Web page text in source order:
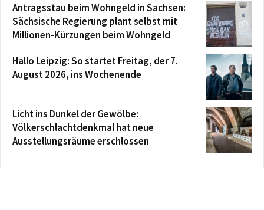
Antragsstau beim Wohngeld in Sachsen:
Sächsische Regierung plant selbst mit
Millionen-Kürzungen beim Wohngeld
Hallo Leipzig: So startet Freitag, der 7.
August 2026, ins Wochenende
Licht ins Dunkel der Gewölbe:
Völkerschlachtdenkmal hat neue
Ausstellungsräume erschlossen